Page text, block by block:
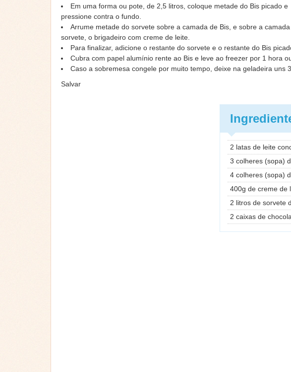
Em uma forma ou pote, de 2,5 litros, coloque metade do Bis picado e
pressione contra o fundo.
Arrume metade do sorvete sobre a camada de Bis, e sobre a
sorvete, o brigadeiro com creme de leite.
Para finalizar, adicione o restante do sorvete e o restante do Bis
Cubra com papel alumínio rente ao Bis e leve ao freezer por 1 hora
Caso a sobremesa congele por muito tempo, deixe na geladeira uns
Salvar
2 latas de leite
3 colheres (sopa)
4 colheres (sopa)
400g de creme de
2 litros de sorvete
2 caixas de